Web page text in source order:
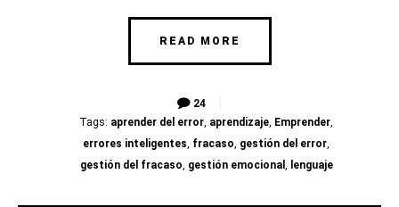
READ MORE
24
Tags: aprender del error, aprendizaje, Emprender,
errores inteligentes, fracaso, gestión del error,
gestión del fracaso, gestión emocional , lenguaje